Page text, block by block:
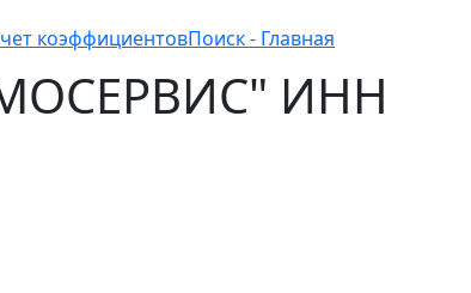
Поиск - Главная
коэффициентов
ИНН